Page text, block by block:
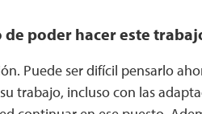
de poder hacer este
Puede ser difícil pensarlo
trabajo, incluso con las